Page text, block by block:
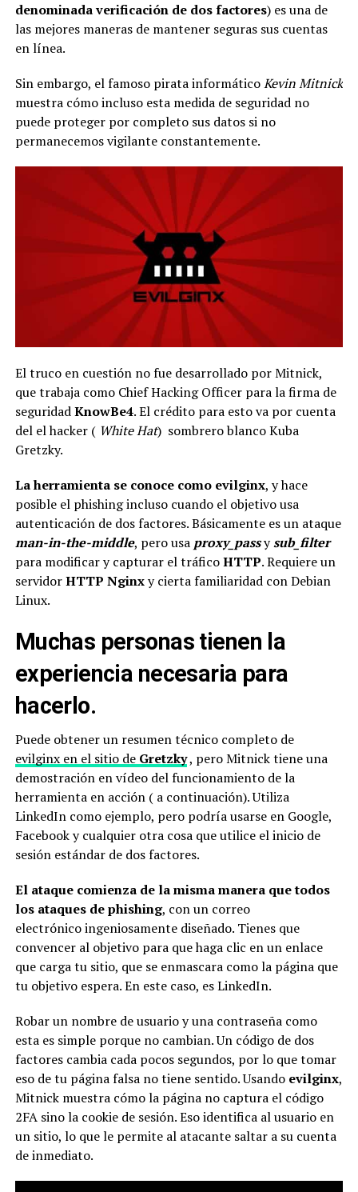
denominada verificación de dos factores) es una de
las mejores maneras de mantener seguras sus cuentas
en línea.
Sin embargo, el famoso pirata informáticoKevin Mitnick
muestra cómo incluso esta medida de seguridad no
puede proteger por completo sus datos si no
permanecemos vigilante constantemente.
El truco en cuestión no fue desarrollado por Mitnick,
que trabaja como Chief Hacking Officer para la firma de
seguridadKnowBe4. El crédito para esto va por cuenta
del el hacker ( White Hat) sombrero blanco Kuba
Gretzky.
La herramienta se conoce como evilginx, y hace
posible el phishing incluso cuando el objetivo usa
autenticación de dos factores. Básicamente es un ataque
man-in-the-middle, pero usa proxy_passysub_filter
para modificar y capturar el tráficoHTTP. Requiere un
servidorHTTP Nginxy cierta familiaridad con Debian
Linux.
Muchas personas tienen la
experiencia necesaria para
hacerlo.
Puede obtener un resumen técnico completo de
evilginx en el sitio de Gretzky, pero Mitnick tiene una
demostración en vídeo del funcionamiento de la
herramienta en acción ( a continuación). Utiliza
LinkedIn como ejemplo, pero podría usarse en Google,
Facebook y cualquier otra cosa que utilice el inicio de
sesión estándar de dos factores.
El ataque comienza de la misma manera que todos
los ataques de phishing, con un correo
electrónico ingeniosamente diseñado. Tienes que
convencer al objetivo para que haga clic en un enlace
que carga tu sitio, que se enmascara como la página que
tu objetivo espera. En este caso, es LinkedIn.
Robar un nombre de usuario y una contraseña como
esta es simple porque no cambian. Un código de dos
factores cambia cada pocos segundos, por lo que tomar
eso de tu página falsa no tiene sentido. Usando evilginx,
Mitnick muestra cómo la página no captura el código
2FA sino la cookie de sesión. Eso identifica al usuario en
un sitio, lo que le permite al atacante saltar a su cuenta
de inmediato.